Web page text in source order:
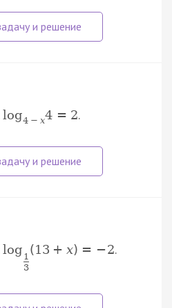
log4 − x4 = 2.
log 1
3
(13 + x) = −2.